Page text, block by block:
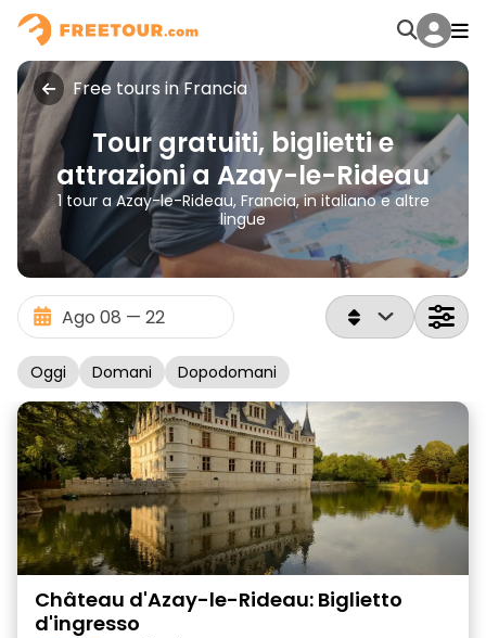
Free tours in Francia
Tour gratuiti, biglietti e
attrazioni a Azay-le-Rideau
1 tour a Azay-le-Rideau, Francia, in italiano e altre
lingue
Oggi Domani Dopodomani
Château d'Azay-le-Rideau: Biglietto
d'ingresso